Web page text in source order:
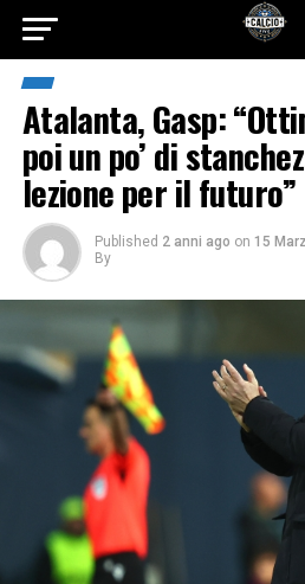
Atalanta, Gasp:
poi un po’ di
lezione per il futuro”
Published 2 anni ago on 15
By